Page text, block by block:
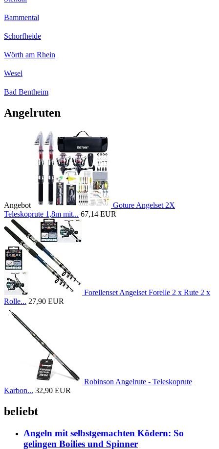
Bammental
Schorfheide
Wörth am Rhein
Wesel
Bad Bentheim
Angelruten
Angebot
Goture Angelset 2X
Teleskoprute 1,8m mit... 67,14 EUR
Forellenset Angelset Forelle 2 x Rute 2 x
Rolle... 27,90 EUR
Robinson Angelrute - Teleskoprute
Karbon... 32,90 EUR
beliebt
Angeln mit selbstgemachten Ködern: So
gelingen Boilies und Spinner